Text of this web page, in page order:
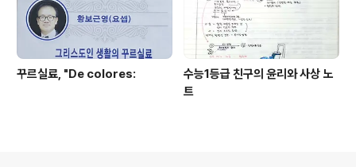
꾸르실료, "De colores:
수능1등급 친구의 윤리와 사상 노
트